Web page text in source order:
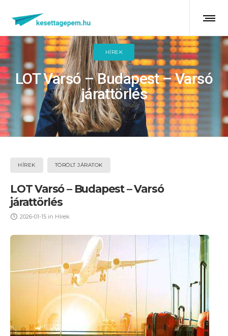
HÍREK
LOT Varsó – Budapest – Varsó
járattörlés
HÍREK TÖRÖLT JÁRATOK
LOT Varsó – Budapest – Varsó
járattörlés
2026-01-15 in Hírek